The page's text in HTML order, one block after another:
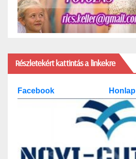
Részletekért kattintás a linkekre
Facebook Honlap